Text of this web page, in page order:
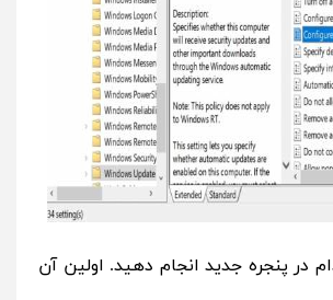
در پنجره جدید انجام دهید. اولین آن